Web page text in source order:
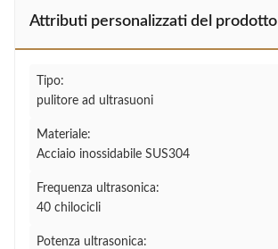
Attributi personalizzati del prodotto
Tipo:
pulitore ad ultrasuoni
Materiale:
Acciaio inossidabile SUS304
Frequenza ultrasonica:
40 chilocicli
Potenza ultrasonica: